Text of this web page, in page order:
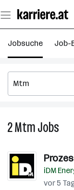
Seiteninhalt
springen
Jobsuche Job-
2MtmJobs
iDM
vor 5